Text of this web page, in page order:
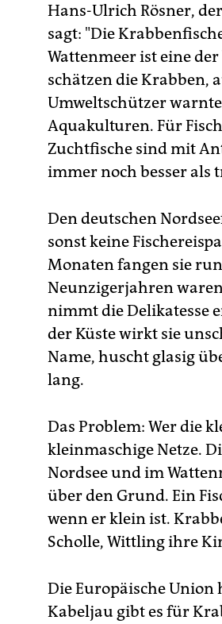
Hans-Ulrich Rösner,
sagt: "Die
Wattenmeer ist eine
schätzen die Krabben,
Umweltschützer
Aquakulturen. Für
Zuchtfische sind mit
immer noch besser als
Den deutschen
sonst keine
Monaten fangen sie
Neunzigerjahren
nimmt die Delikatesse
der Küste wirkt sie
Name, huscht glasig
lang.
Das Problem: Wer die
kleinmaschige Netze.
Nordsee und im
über den Grund. Ein
wenn er klein ist.
Scholle, Wittling ihre
Die Europäische
Kabeljau gibt es für